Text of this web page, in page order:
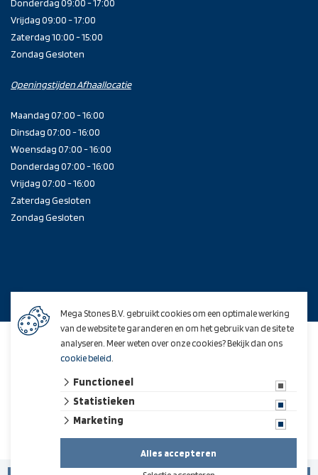
Donderdag 09:00 - 17:00
Vrijdag 09:00 - 17:00
Zaterdag 10:00 - 15:00
Zondag Gesloten
Openingstijden Afhaallocatie
Maandag 07:00 - 16:00
Dinsdag 07:00 - 16:00
Woensdag 07:00 - 16:00
Donderdag 07:00 - 16:00
Vrijdag 07:00 - 16:00
Zaterdag Gesloten
Zondag Gesloten
© 2026 Mega Stones B.V.
algemene voorwaarden
privacy verklaring
herroepingsrecht
© 2026 Mega Stones B.V.Website ontwikkeld door Lined
en volledig geïntegreerd met
Troublefree Smart Trade software
Mega Stones B.V. gebruikt cookies om een optimale werking
van de website te garanderen en om het gebruik van de site te
analyseren. Meer weten over onze cookies? Bekijk dan ons
cookie beleid.
Functioneel
Statistieken
Marketing
Alles accepteren